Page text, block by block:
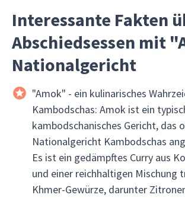
Interessante Fakten
Abschiedsessen mit
Nationalgericht
"Amok" - ein kulinarisches
Kambodschas: Amok ist ein
kambodschanisches Gericht, das
Nationalgericht Kambodschas
Es ist ein gedämpftes Curry aus
und einer reichhaltigen Mischung
Khmer-Gewürze, darunter